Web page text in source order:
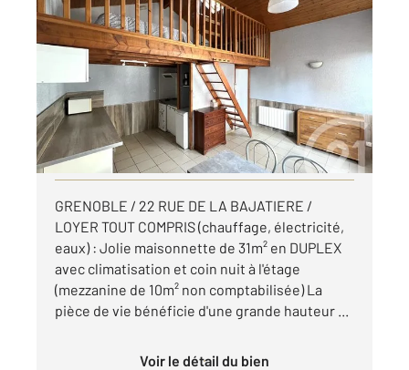
GRENOBLE 38
22,15 m2, 1 pièce
Ref : 7254
Appartement T1 à louer
630 €
par mois charges comprises
Visiter le site dédié
GRENOBLE / 22 RUE DE LA BAJATIERE /
LOYER TOUT COMPRIS (chauffage, électricité,
eaux) : Jolie maisonnette de 31m² en DUPLEX
avec climatisation et coin nuit à l'étage
(mezzanine de 10m² non comptabilisée) La
pièce de vie bénéficie d'une grande hauteur ...
Voir le détail du bien